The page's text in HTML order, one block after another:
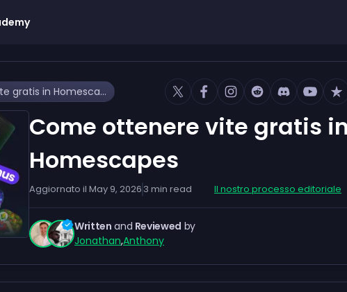
Come ottenere vite gratis in Homescapes
Come ottenere vite gratis in
Homescapes
Aggiornato il May 9, 2026 3 min read Il nostro processo editoriale
Written and Reviewed by
Jonathan,Anthony